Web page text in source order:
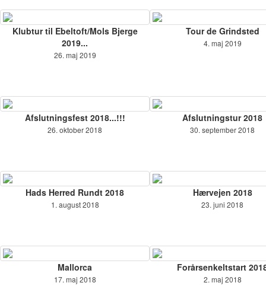
Klubtur til Ebeltoft/Mols Bjerge
2019...
26. maj 2019
Tour de Grindsted
4. maj 2019
Afslutningsfest 2018...!!!
26. oktober 2018
Afslutningstur 2018
30. september 2018
Hads Herred Rundt 2018
1. august 2018
Hærvejen 2018
23. juni 2018
Mallorca
17. maj 2018
Forårsenkeltstart
2. maj 2018